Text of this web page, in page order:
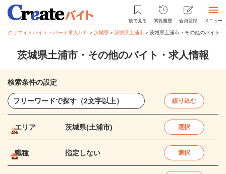
後で見る 閲覧履歴 会員登録 メニュー
クリエイトバイト・パート求人TOP ＞茨城県＞茨城県土浦市＞茨城県土浦市・その他のバイト
茨城県土浦市・その他のバイト・求人情報
検索条件の設定
絞り込む
エリア 茨城県(土浦市) 選択
職種 指定しない 選択